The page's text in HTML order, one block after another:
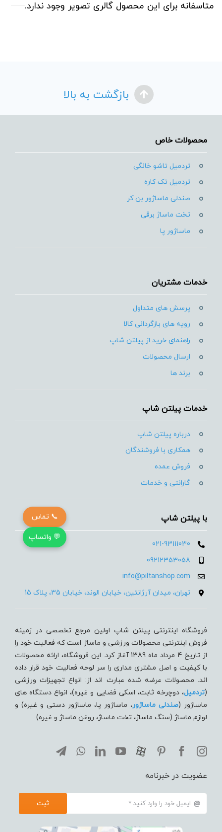
متاسفانه برای این محصول گالری تصویر وجود ندارد.
بازگشت به بالا
محصولات خاص
تردمیل تاشو خانگی
تردمیل تک کاره
صندلی ماساژور بن کر
تخت ماساژ برقی
ماساژور پا
خدمات مشتریان
پرسش های متداول
رویه های بازگردانی کالا
راهنمای خرید از پیلتن شاپ
ارسال محصولات
برند ها
خدمات پیلتن شاپ
درباره پیلتن شاپ
همکاری با فروشندگان
فروش عمده
گارانتی و خدمات
با پیلتن شاپ
021-93111030
09212353058
info@piltanshop.com
تهران، میدان آرژانتین، خیابان الوند، خیابان 35، پلاک 15
فروشگاه اینترنتی پیلتن شاپ اولین مرجع تخصصی در زمینه
فروش اینترنتی محصولات ورزشی و ماساژ است که فعالیت خود را
از تاریخ 4 مرداد ماه 1389 آغاز کرد. این فروشگاه، ارائه محصولات
با کیفیت و اصل مشتری مداری را سر لوحه فعالیت خود قرار داده
اند. محصولات عرضه شده عبارت اند از: انواع تجهیزات ورزشی
(تردميل، دوچرخه ثابت، اسکی فضایی و غیره)، انواع دستگاه های
ماساژور (صندلی ماساژور، ماساژور پا، ماساژور دستی و غیره) و
لوازم ماساژ (سنگ ماساژ، تخت ماساژ، روغن ماساژ و غیره)
عضویت در خبرنامه
ثبت
📞 تماس
💬 واتساپ